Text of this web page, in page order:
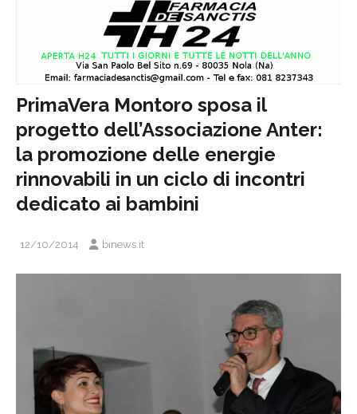
PrimaVera Montoro sposa il
progetto dell’Associazione Anter:
la promozione delle energie
rinnovabili in un ciclo di incontri
dedicato ai bambini
12/10/2014 binews.it